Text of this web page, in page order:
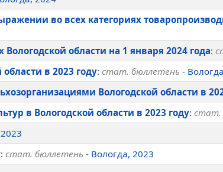
во всех категориях
области на 1 января 2024 года:
в 2023 году: стат. бюллетень -
Вологодской области в
в Вологодской области в 2023 году: стат.
: стат. бюллетень - Вологда, 2023